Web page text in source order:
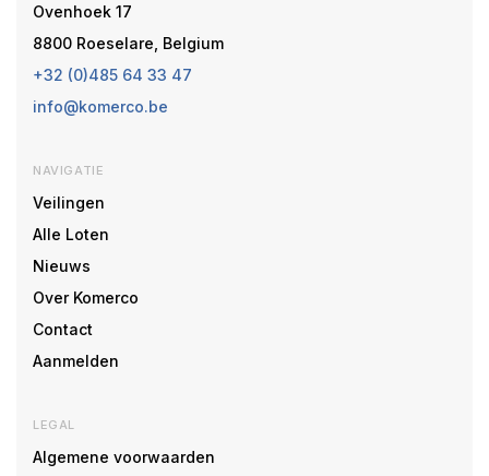
Ovenhoek 17
8800 Roeselare, Belgium
+32 (0)485 64 33 47
info@komerco.be
NAVIGATIE
Veilingen
Alle Loten
Nieuws
Over Komerco
Contact
Aanmelden
LEGAL
Algemene voorwaarden